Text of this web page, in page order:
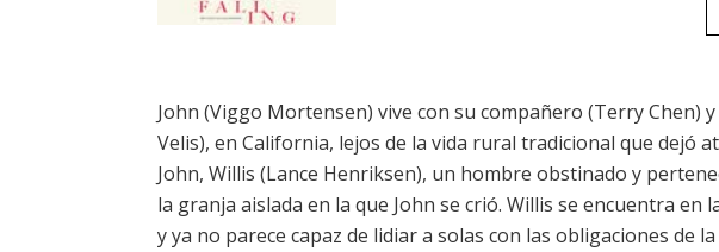
John (Viggo Mortensen) vive con su compañero (Terry Chen)
Velis), en California, lejos de la vida rural tradicional que dejó
John, Willis (Lance Henriksen), un hombre obstinado y
la granja aislada en la que John se crió. Willis se encuentra en
y ya no parece capaz de lidiar a solas con las obligaciones de